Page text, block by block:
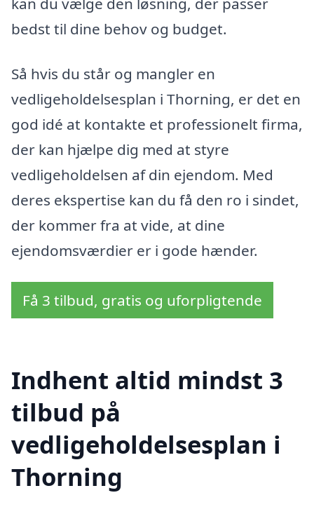
bedst til dine behov og budget.
Så hvis du står og mangler en
vedligeholdelsesplan i Thorning, er det en
god idé at kontakte et professionelt firma,
der kan hjælpe dig med at styre
vedligeholdelsen af din ejendom. Med
deres ekspertise kan du få den ro i sindet,
der kommer fra at vide, at dine
ejendomsværdier er i gode hænder.
Få 3 tilbud, gratis og uforpligtende
Indhent altid mindst 3
tilbud på
vedligeholdelsesplan i
Thorning